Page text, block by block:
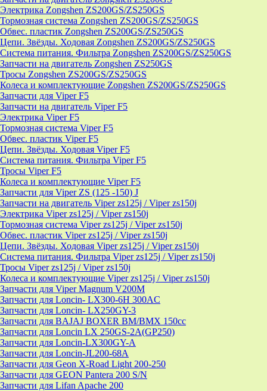
Электрика Zongshen ZS200GS/ZS250GS
Тормозная система Zongshen ZS200GS/ZS250GS
Обвес. пластик Zongshen ZS200GS/ZS250GS
Цепи. Звёзды. Ходовая Zongshen ZS200GS/ZS250GS
Система питания. Фильтра Zongshen ZS200GS/ZS250GS
Запчасти на двигатель Zongshen ZS250GS
Тросы Zongshen ZS200GS/ZS250GS
Колеса и комплектующие Zongshen ZS200GS/ZS250GS
Запчасти для Viper F5
Запчасти на двигатель Viper F5
Электрика Viper F5
Тормозная система Viper F5
Обвес. пластик Viper F5
Цепи. Звёзды. Ходовая Viper F5
Система питания. Фильтра Viper F5
Тросы Viper F5
Колеса и комплектующие Viper F5
Запчасти для Viper ZS (125 -150) J
Запчасти на двигатель Viper zs125j / Viper zs150j
Электрика Viper zs125j / Viper zs150j
Тормозная система Viper zs125j / Viper zs150j
Обвес. пластик Viper zs125j / Viper zs150j
Цепи. Звёзды. Ходовая Viper zs125j / Viper zs150j
Система питания. Фильтра Viper zs125j / Viper zs150j
Тросы Viper zs125j / Viper zs150j
Колеса и комплектующие Viper zs125j / Viper zs150j
Запчасти для Viper Magnum V200M
Запчасти для Loncin- LX300-6H 300AC
Запчасти для Loncin- LX250GY-3
Запчасти для BAJAJ BOXER BM/ВМX 150cc
Запчасти для Loncin LX 250GS-2A(GP250)
Запчасти для Loncin-LX300GY-A
Запчасти для Loncin-JL200-68A
Запчасти для Geon X-Road Light 200-250
Запчасти для GEON Pantera 200 S/N
Запчасти для Lifan Apache 200